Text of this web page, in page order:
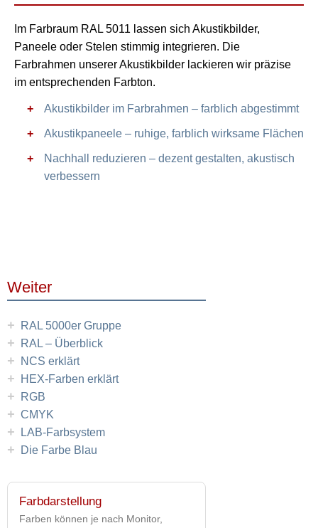
Im Farbraum RAL 5011 lassen sich Akustikbilder,
Paneele oder Stelen stimmig integrieren. Die
Farbrahmen unserer Akustikbilder lackieren wir präzise
im entsprechenden Farbton.
Akustikbilder im Farbrahmen – farblich abgestimmt
Akustikpaneele – ruhige, farblich wirksame Flächen
Nachhall reduzieren – dezent gestalten, akustisch
verbessern
Weiter
+ RAL 5000er Gruppe
+ RAL – Überblick
+ NCS erklärt
+ HEX-Farben erklärt
+ RGB
+ CMYK
+ LAB-Farbsystem
+ Die Farbe Blau
Farbdarstellung
Farben können je nach Monitor,